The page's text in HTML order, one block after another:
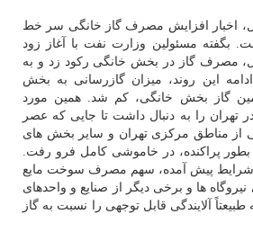
اخبار افزایش مصرف گاز خانگی سر خط
بگفته مسئولین وزارت نفت با آغاز زود
مصرف گاز در بخش خانگی رکود زد و به
این روند، میزان گازرسانی به بخش
گاز بخش خانگی، کم شد. همین مورد
تهران را به دنبال داشت تا جایی که عصر
از مناطق مرکزی تهران و سایر بخش های
پراکنده، در خاموشی کامل فرو رفت.
شرایط پیش آمده، سهم مصرف سوخت مایع
ها و برخی دیگر از صنایع و واحدهای
آلایندگی قابل توجهی را نسبت به گاز